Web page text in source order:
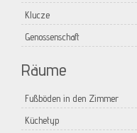
Klucze
Genossenschaft
Räume
Fußböden in den Zimmer
Küchetyp